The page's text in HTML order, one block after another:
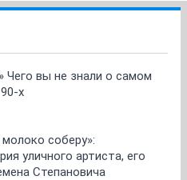
Чего вы не знали о самом
х
соберу»:
уличного артиста, его
Степановича